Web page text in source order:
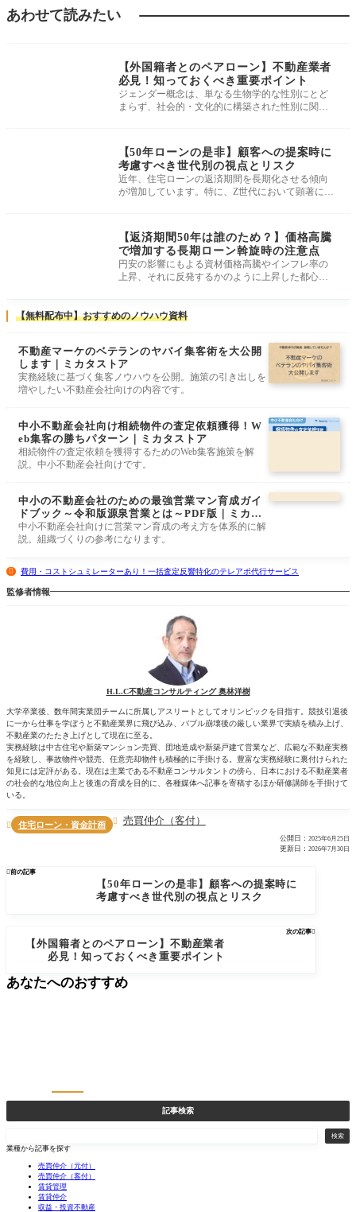
あわせて読みたい
【外国籍者とのペアローン】不動産業者
必見！知っておくべき重要ポイント
ジェンダー概念は、単なる生物学的な性別にとど
まらず、社会的・文化的に構築された性別に関す
【50年ローンの是非】顧客への提案時に
考慮すべき世代別の視点とリスク
近年、住宅ローンの返済期間を長期化させる傾向
が増加しています。特に、Z世代において顕著に現
【返済期間50年は誰のため？】価格高騰
で増加する長期ローン斡旋時の注意点
円安の影響にもよる資材価格高騰やインフレ率の
上昇、それに反発するかのように上昇した都心部
【無料配布中】おすすめのノウハウ資料
不動産マーケのベテランのヤバイ集客術を大公開
します｜ミカタストア
実務経験に基づく集客ノウハウを公開。施策の引き出しを
増やしたい不動産会社向けの内容です。
中小不動産会社向け相続物件の査定依頼獲得！W
eb集客の勝ちパターン｜ミカタストア
相続物件の査定依頼を獲得するためのWeb集客施策を解
説。中小不動産会社向けです。
中小の不動産会社のための最強営業マン育成ガイ
ドブック～令和版源泉営業とは～PDF版｜ミカタ
ストア
中小不動産会社向けに営業マン育成の考え方を体系的に解
説。組織づくりの参考になります。
費用・コストシュミレーターあり！一括査定反響特化のテレアポ代行サービス
監修者情報
H.L.C不動産コンサルティング 奥林洋樹
大学卒業後、数年間実業団チームに所属しアスリートとしてオリンピックを目指す。競技引退後
に一から仕事を学ぼうと不動産業界に飛び込み、バブル崩壊後の厳しい業界で実績を積み上げ、
不動産業のたたき上げとして現在に至る。
実務経験は中古住宅や新築マンション売買、団地造成や新築戸建て営業など、広範な不動産実務
を経験し、事故物件や競売、任意売却物件も積極的に手掛ける。豊富な実務経験に裏付けられた
知見には定評がある。現在は主業である不動産コンサルタントの傍ら、日本における不動産業者
の社会的な地位向上と後進の育成を目的に、各種媒体へ記事を寄稿するほか研修講師を手掛けて
いる。
 住宅ローン・資金計画  売買仲介（客付）
公開日： 2025年6月25日
更新日： 2026年7月30日
前の記事
【50年ローンの是非】顧客への提案時に
考慮すべき世代別の視点とリスク
次の記事
【外国籍者とのペアローン】不動産業者
必見！知っておくべき重要ポイント
記事検索
索
検索
業種から記事を探す
売買仲介（元付）
売買仲介（客付）
賃貸管理
賃貸仲介
収益・投資不動産
あなたへのおすすめ